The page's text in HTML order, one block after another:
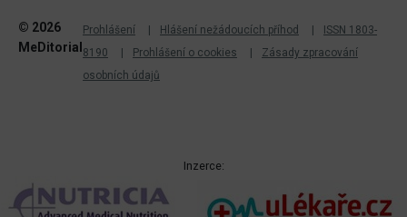
© 2026
MeDitorial
Prohlášení Hlášení nežádoucích příhod
ISSN 1803-
8190
Prohlášení o cookies
Zásady zpracování
osobních údajů
Inzerce: